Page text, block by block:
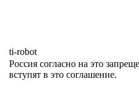
ti-robot
Россия согласно на это
вступят в это соглашение.